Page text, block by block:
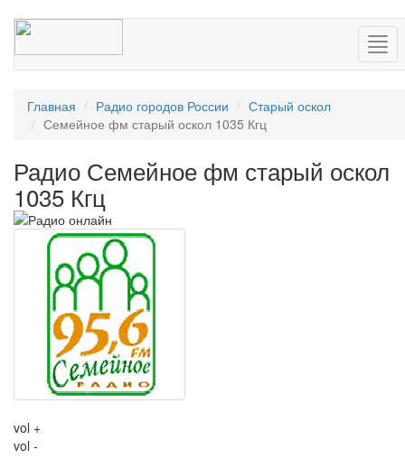
Главная Радио городов России
Старый оскол
Семейное фм старый оскол 1035 Кгц
Радио Семейное фм старый оскол
1035 Кгц
vol +
vol -